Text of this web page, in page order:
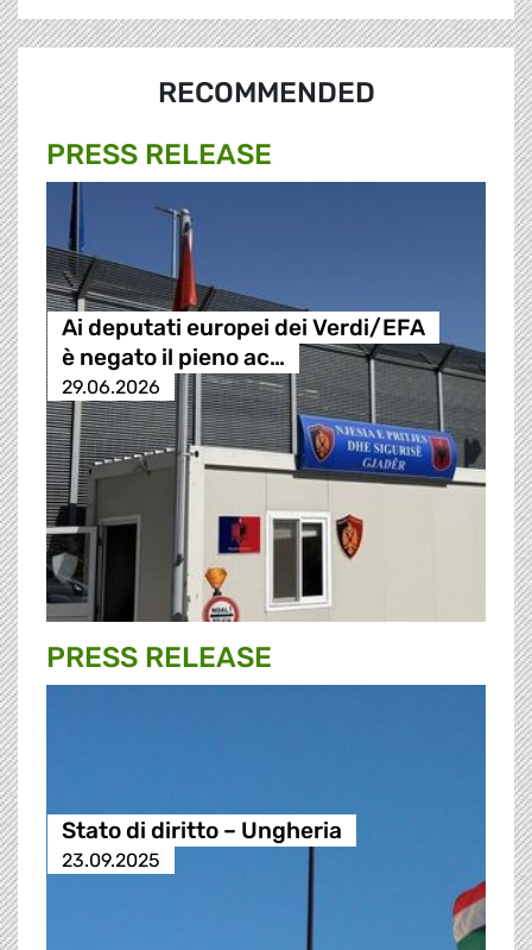
RECOMMENDED
PRESS RELEASE
Ai deputati europei dei Verdi/EFA
è negato il pieno ac…
29.06.2026
PRESS RELEASE
Stato di diritto – Ungheria
23.09.2025